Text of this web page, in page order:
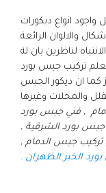
واجود انواع ديكورات
والالوان الرائعة
لناظرين بان لة
تركيب جبس بورد
كما ان ديكور الجبس
والمحلات وغيرها
, فني جبس بورد
جبس بورد الشرقية ,
تركيب جبس الدمام ,
الخبر الظهران .